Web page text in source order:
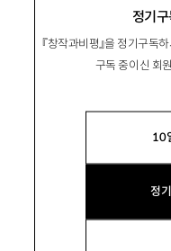
정기
『창작과비평』을 정기구독
구독 중이신 회
10
정
있으며, 『쿨하게
3개